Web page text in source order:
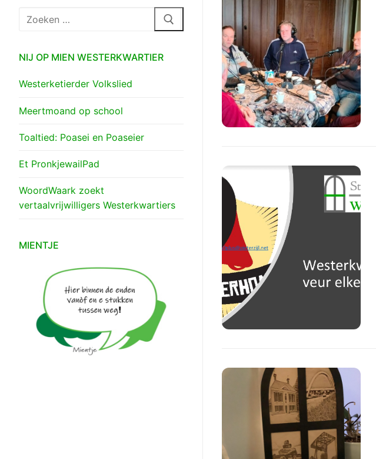
Zoeken
NIJ OP MIEN WESTERKWARTIER
Westerketierder Volkslied
Meertmoand op school
Toaltied: Poasei en Poaseier
Et PronkjewailPad
WoordWaark zoekt
vertaalvrijwilligers Westerkwartiers
MIENTJE